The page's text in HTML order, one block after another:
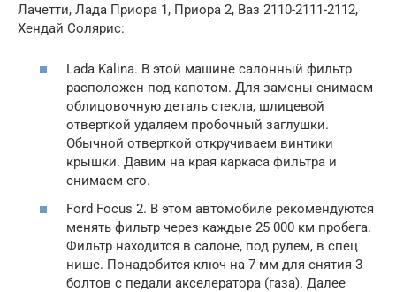
Лачетти, Лада Приора 1, Приора 2, Ваз 2110-2111-2112,
Хендай Солярис:
Lada Kalina. В этой машине салонный фильтр
расположен под капотом. Для замены снимаем
облицовочную деталь стекла, шлицевой
отверткой удаляем пробочный заглушки.
Обычной отверткой откручиваем винтики
крышки. Давим на края каркаса фильтра и
снимаем его.
Ford Focus 2. В этом автомобиле рекомендуются
менять фильтр через каждые 25 000 км пробега.
Фильтр находится в салоне, под рулем, в спец
нише. Понадобится ключ на 7 мм для снятия 3
болтов с педали акселератора (газа). Далее